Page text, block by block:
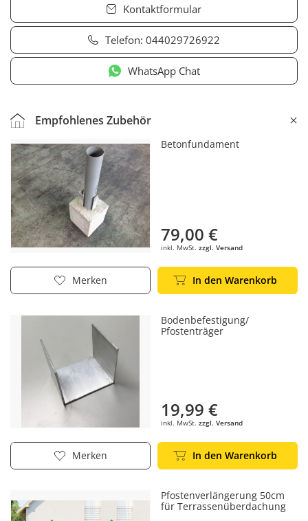
Kontaktformular
Telefon: 044029726922
WhatsApp Chat
Empfohlenes Zubehör
Betonfundament
79,00 €
inkl. MwSt. zzgl. Versand
Merken In den Warenkorb
Bodenbefestigung/
Pfostenträger
19,99 €
inkl. MwSt. zzgl. Versand
Merken In den Warenkorb
Pfostenverlängerung 50cm
für Terrassenüberdachung